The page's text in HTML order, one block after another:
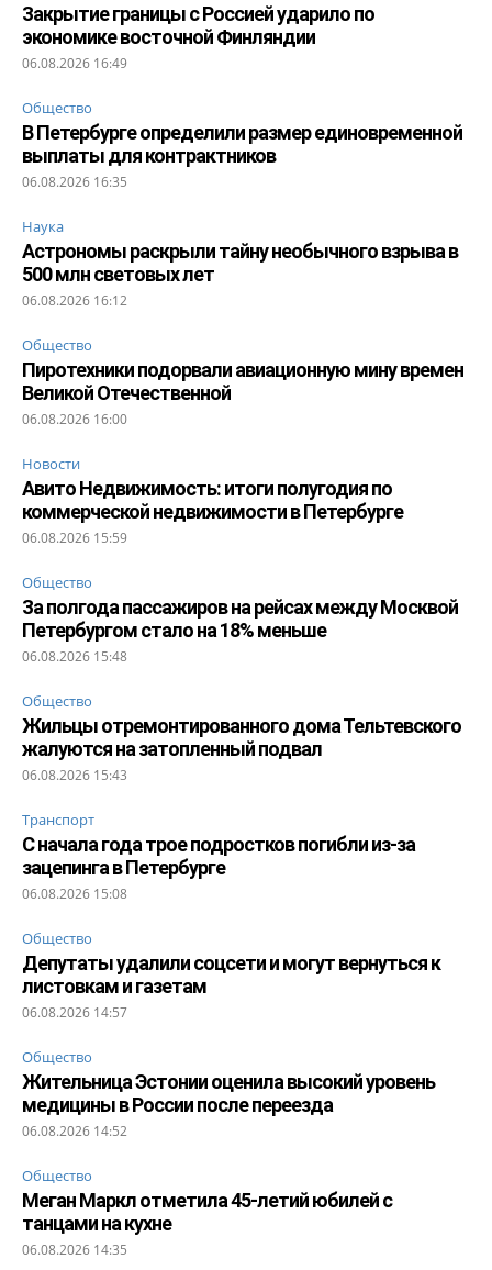
Закрытие границы с Россией ударило по
экономике восточной Финляндии
06.08.2026 16:49
Общество
В Петербурге определили размер единовременной
выплаты для контрактников
06.08.2026 16:35
Наука
Астрономы раскрыли тайну необычного взрыва в
500 млн световых лет
06.08.2026 16:12
Общество
Пиротехники подорвали авиационную мину времен
Великой Отечественной
06.08.2026 16:00
Новости
Авито Недвижимость: итоги полугодия по
коммерческой недвижимости в Петербурге
06.08.2026 15:59
Общество
За полгода пассажиров на рейсах между Москвой
Петербургом стало на 18% меньше
06.08.2026 15:48
Общество
Жильцы отремонтированного дома Тельтевского
жалуются на затопленный подвал
06.08.2026 15:43
Транспорт
С начала года трое подростков погибли из-за
зацепинга в Петербурге
06.08.2026 15:08
Общество
Депутаты удалили соцсети и могут вернуться к
листовкам и газетам
06.08.2026 14:57
Общество
Жительница Эстонии оценила высокий уровень
медицины в России после переезда
06.08.2026 14:52
Общество
Меган Маркл отметила 45-летий юбилей с
танцами на кухне
06.08.2026 14:35